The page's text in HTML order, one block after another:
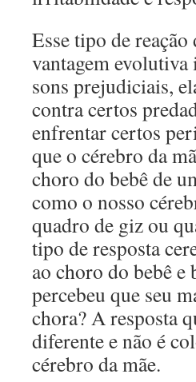
Esse tipo de
vantagem
sons prejudiciais,
contra certos
enfrentar certos
que o cérebro da
choro do bebê de
como o nosso
quadro de giz ou
tipo de resposta
ao choro do bebê
percebeu que seu
chora? A resposta
diferente e não é
cérebro da mãe.